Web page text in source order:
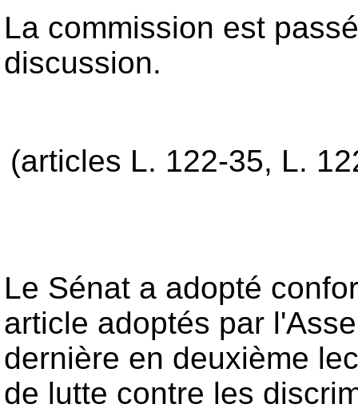
La commission est
discussion.
(articles L. 122-35, L.
Le Sénat a adopté
article adoptés par
dernière en deuxième
de lutte contre les